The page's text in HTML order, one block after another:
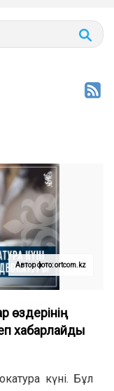
Автор фото: ortcom.kz
өздерінің
хабарлайды
күні. Бұл